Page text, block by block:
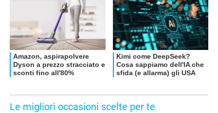
Le migliori occasioni scelte per te